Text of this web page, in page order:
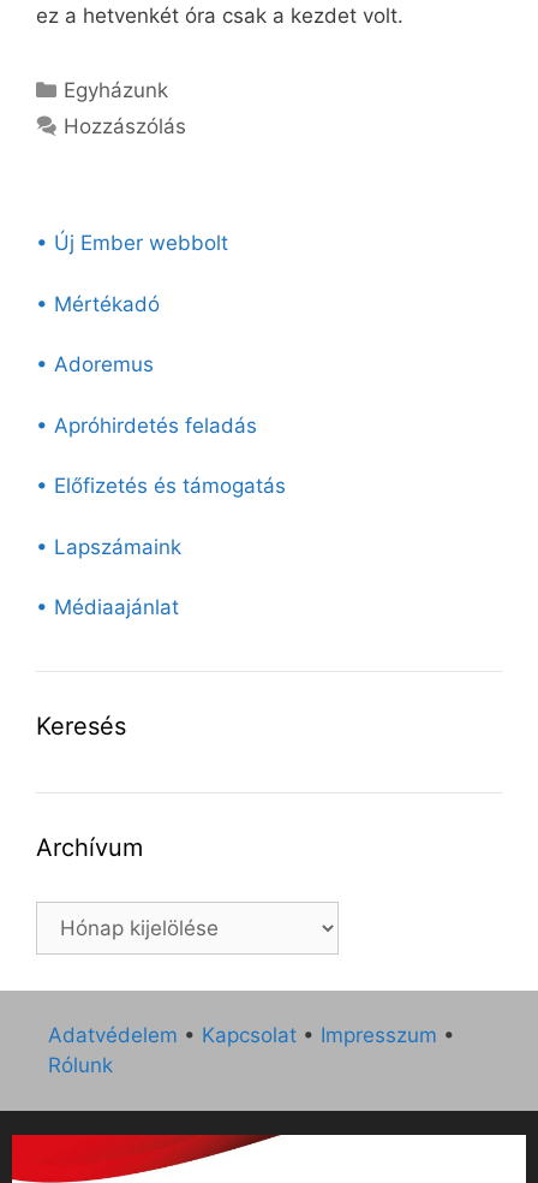
ez a hetvenkét óra csak a kezdet volt.
Kategória
Egyházunk
Hozzászólás
• Új Ember webbolt
• Mértékadó
• Adoremus
• Apróhirdetés feladás
• Előfizetés és támogatás
• Lapszámaink
• Médiaajánlat
Keresés
Archívum
Archívum
Adatvédelem • Kapcsolat • Impresszum •
Rólunk